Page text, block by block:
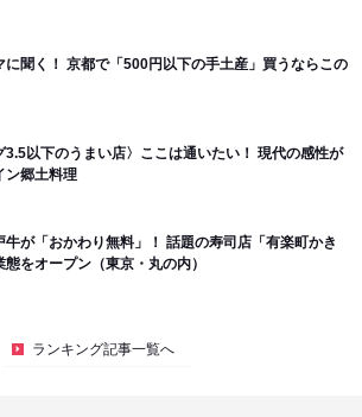
に聞く！ 京都で「500円以下の手土産」買うならこの
3.5以下のうまい店〉ここは通いたい！ 現代の感性が
ン郷土料理
牛が「おかわり無料」！ 話題の寿司店「有楽町かき
をオープン（東京・丸の内）
ランキング記事一覧へ